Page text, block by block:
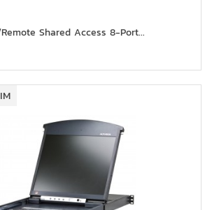
Shared Access 8-Port...